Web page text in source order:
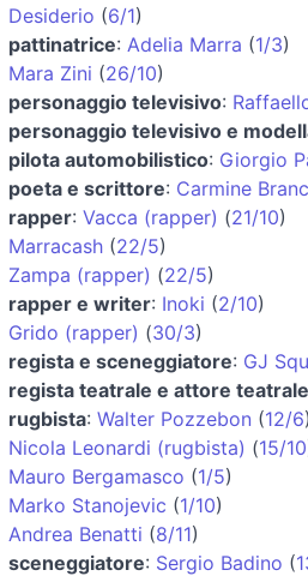
Desiderio (6/1)
pattinatrice: Adelia Marra (1/3)
Mara Zini (26/10)
personaggio televisivo:
personaggio televisivo e
pilota automobilistico: Giorgio
poeta e scrittore: Carmine
rapper: Vacca (rapper) (21/10)
Marracash (22/5)
Zampa (rapper) (22/5)
rapper e writer: Inoki (2/10)
Grido (rapper) (30/3)
regista e sceneggiatore: GJ
regista teatrale e attore teatrale
rugbista: Walter Pozzebon (12/6)
Nicola Leonardi (rugbista) (15/10
Mauro Bergamasco (1/5)
Marko Stanojevic (1/10)
Andrea Benatti (8/11)
sceneggiatore: Sergio Badino (